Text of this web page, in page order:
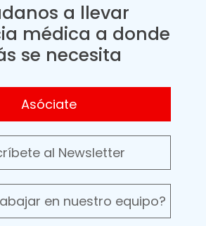
a llevar
médica a donde
se necesita
Asóciate
al Newsletter
en nuestro equipo?